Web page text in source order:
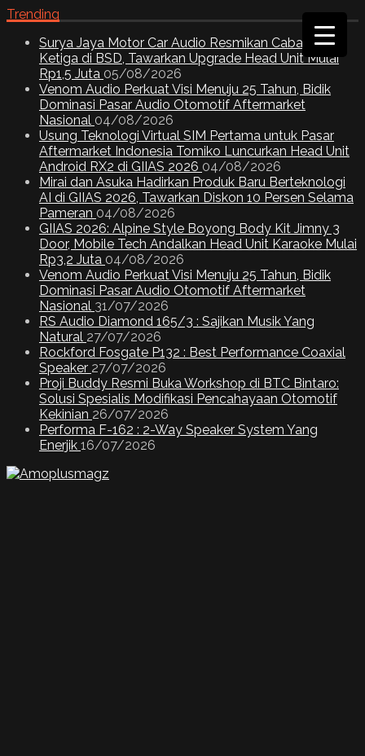
Trending
Surya Jaya Motor Car Audio Resmikan Cabang
Ketiga di BSD, Tawarkan Upgrade Head Unit Mulai
Rp1,5 Juta 05/08/2026
Venom Audio Perkuat Visi Menuju 25 Tahun, Bidik
Dominasi Pasar Audio Otomotif Aftermarket
Nasional 04/08/2026
Usung Teknologi Virtual SIM Pertama untuk Pasar
Aftermarket Indonesia Tomiko Luncurkan Head Unit
Android RX2 di GIIAS 2026 04/08/2026
Mirai dan Asuka Hadirkan Produk Baru Berteknologi
AI di GIIAS 2026, Tawarkan Diskon 10 Persen Selama
Pameran 04/08/2026
GIIAS 2026: Alpine Style Boyong Body Kit Jimny 3
Door, Mobile Tech Andalkan Head Unit Karaoke Mulai
Rp3,2 Juta 04/08/2026
Venom Audio Perkuat Visi Menuju 25 Tahun, Bidik
Dominasi Pasar Audio Otomotif Aftermarket
Nasional 31/07/2026
RS Audio Diamond 165/3 : Sajikan Musik Yang
Natural 27/07/2026
Rockford Fosgate P132 : Best Performance Coaxial
Speaker 27/07/2026
Proji Buddy Resmi Buka Workshop di BTC Bintaro:
Solusi Spesialis Modifikasi Pencahayaan Otomotif
Kekinian 26/07/2026
Performa F-162 : 2-Way Speaker System Yang
Enerjik 16/07/2026